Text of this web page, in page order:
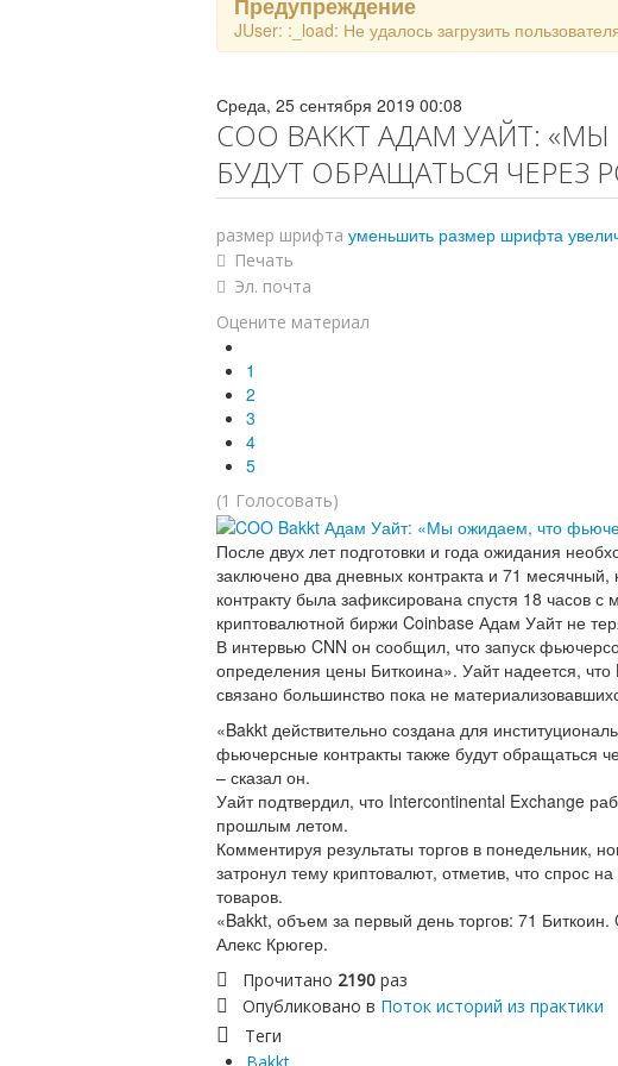
JUser: :_load: Не удалось загрузить
Среда, 25 сентября 2019 00:08
COO BAKKT АДАМ УАЙТ:
БУДУТ ОБРАЩАТЬСЯ ЧЕРЕЗ
размер шрифта уменьшить размер шрифта
Печать
Эл. почта
Оцените материал
1
2
3
4
5
(1 Голосовать)
После двух лет подготовки и года ожидания
заключено два дневных контракта и 71
контракту была зафиксирована спустя 18
криптовалютной биржи Coinbase Адам Уайт не
В интервью CNN он сообщил, что запуск
определения цены Биткоина». Уайт надеется, что
связано большинство пока не
«Bakkt действительно создана для
фьючерсные контракты также будут обращаться
– сказал он.
Уайт подтвердил, что Intercontinental Exchange
прошлым летом.
Комментируя результаты торгов в
затронул тему криптовалют, отметив, что спрос
товаров.
«Bakkt, объем за первый день торгов: 71
Алекс Крюгер.
Прочитано 2190 раз
Опубликовано в Поток историй из практики
Теги